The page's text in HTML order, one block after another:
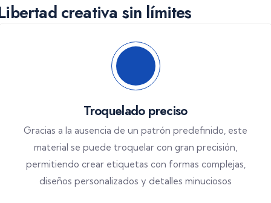
creativa sin límites
Troquelado preciso
Gracias a la ausencia de un patrón predefinido, este
material se puede troquelar con gran precisión,
permitiendo crear etiquetas con formas complejas,
diseños personalizados y detalles minuciosos